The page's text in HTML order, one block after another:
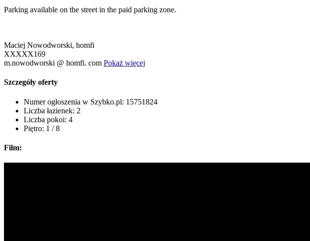
Parking available on the street in the paid parking zone.
Maciej Nowodworski, homfi
XXXXX169
m.nowodworski @ homfi. com Pokaż więcej
Szczegóły oferty
Numer ogłoszenia w Szybko.pl: 15751824
Liczba łazienek: 2
Liczba pokoi: 4
Piętro: 1 / 8
Film: